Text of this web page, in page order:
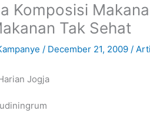
Komposisi
Tak Sehat
/ December 21, 2009 /
Jogja